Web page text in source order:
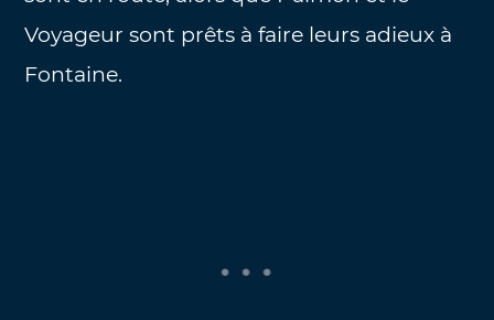
Voyageur sont prêts à faire leurs adieux à
Fontaine.